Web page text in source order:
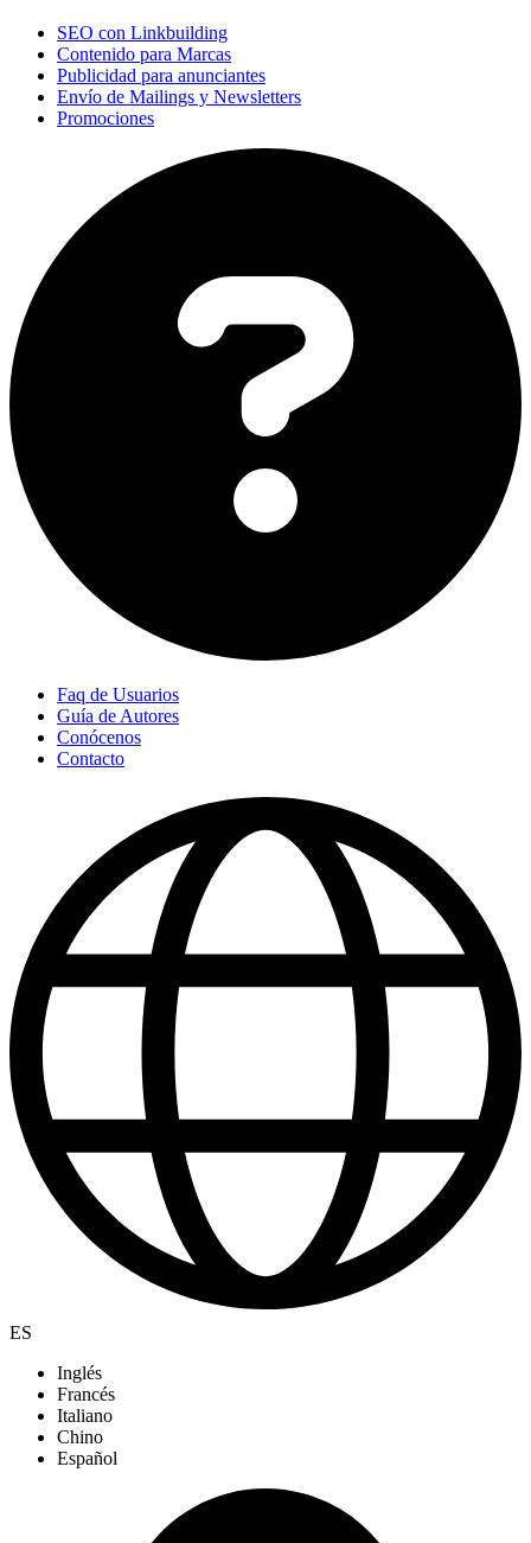
SEO con Linkbuilding
Contenido para Marcas
Publicidad para anunciantes
Envío de Mailings y Newsletters
Promociones
Faq de Usuarios
Guía de Autores
Conócenos
Contacto
ES
Inglés
Francés
Italiano
Chino
Español